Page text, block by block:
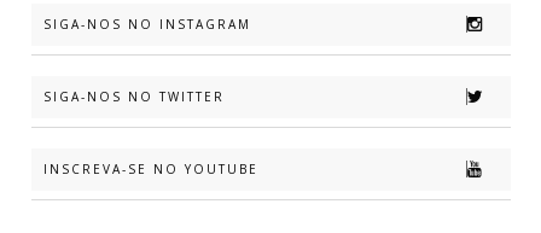
SIGA-NOS NO INSTAGRAM
SIGA-NOS NO TWITTER
INSCREVA-SE NO YOUTUBE